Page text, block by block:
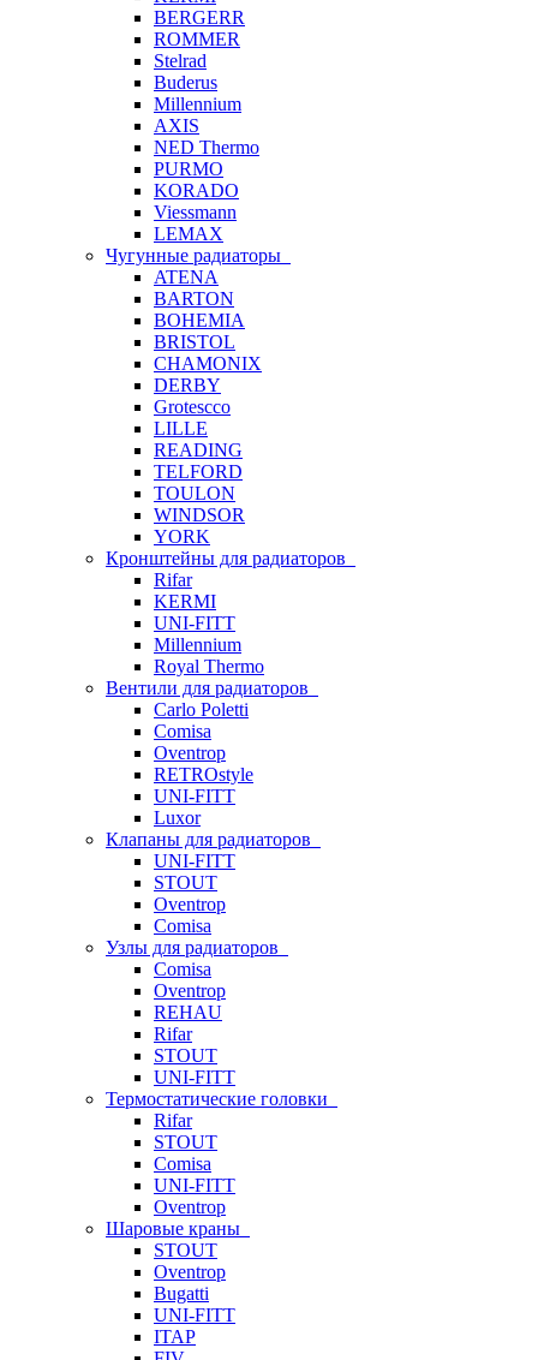
BERGERR
ROMMER
Stelrad
Buderus
Millennium
AXIS
NED Thermo
PURMO
KORADO
Viessmann
LEMAX
Чугунные радиаторы
ATENA
BARTON
BOHEMIA
BRISTOL
CHAMONIX
DERBY
Grotescco
LILLE
READING
TELFORD
TOULON
WINDSOR
YORK
Кронштейны для радиаторов
Rifar
KERMI
UNI-FITT
Millennium
Royal Thermo
Вентили для радиаторов
Carlo Poletti
Comisa
Oventrop
RETROstyle
UNI-FITT
Luxor
Клапаны для радиаторов
UNI-FITT
STOUT
Oventrop
Comisa
Узлы для радиаторов
Comisa
Oventrop
REHAU
Rifar
STOUT
UNI-FITT
Термостатические головки
Rifar
STOUT
Comisa
UNI-FITT
Oventrop
Шаровые краны
STOUT
Oventrop
Bugatti
UNI-FITT
ITAP